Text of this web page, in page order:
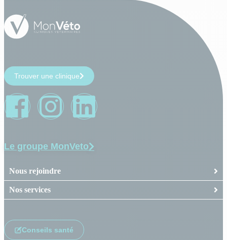
Trouver une clinique
Le groupe MonVeto
Nous rejoindre
Nos services
Conseils santé